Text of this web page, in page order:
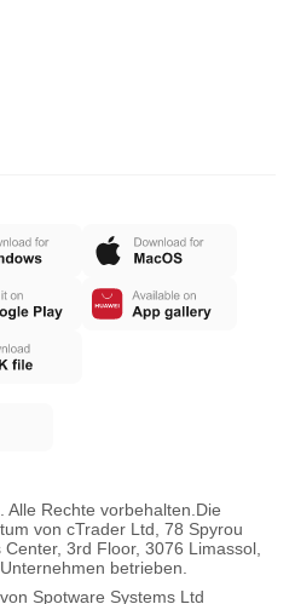
Rechte vorbehalten. Die
von cTrader Ltd, 78 Spyrou
3rd Floor, 3076 Limassol,
betrieben.
Spotware Systems Ltd